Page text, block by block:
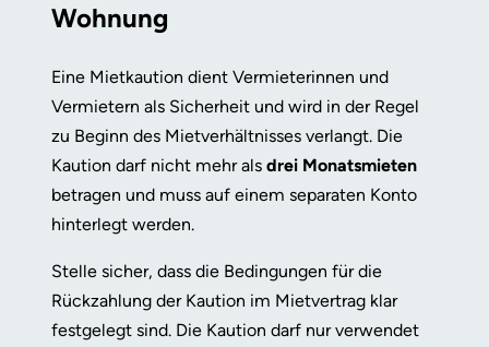
Wohnung
Eine Mietkaution dient Vermieterinnen und
Vermietern als Sicherheit und wird in der Regel
zu Beginn des Mietverhältnisses verlangt. Die
Kaution darf nicht mehr als drei Monatsmieten
betragen und muss auf einem separaten Konto
hinterlegt werden.
Stelle sicher, dass die Bedingungen für die
Rückzahlung der Kaution im Mietvertrag klar
festgelegt sind. Die Kaution darf nur verwendet